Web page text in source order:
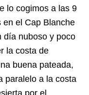
lo cogimos a las 9
en el Cap Blanche
día nuboso y poco
la costa de
buena pateada,
paralelo a la costa